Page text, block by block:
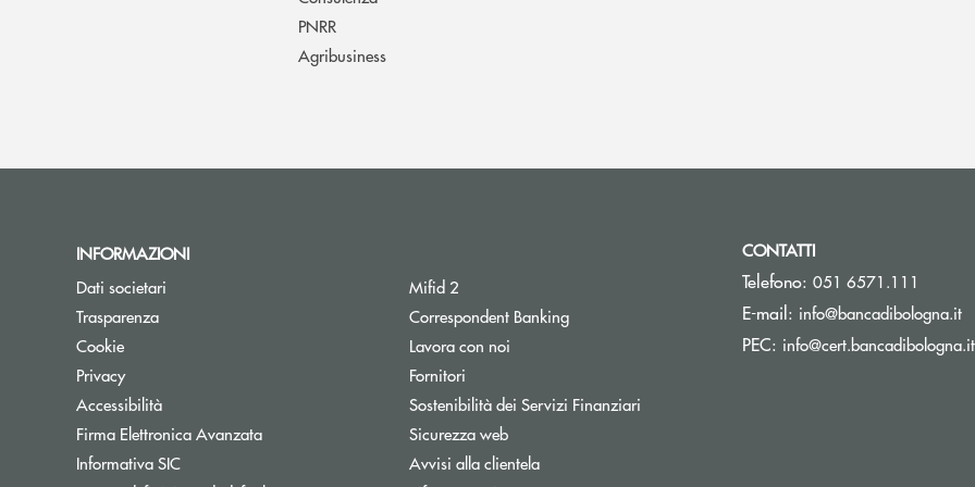
PNRR
Agribusiness
INFORMAZIONI
Dati societari
Trasparenza
Cookie
Privacy
Accessibilità
Firma Elettronica Avanzata
Informativa SIC
Mifid 2
Correspondent Banking
Lavora con noi
Fornitori
Sostenibilità dei Servizi Finanziari
Sicurezza web
Avvisi alla clientela
CONTATTI
Telefono: 051 6571.111
E-mail: info@bancadibologna.it
PEC: info@cert.bancadibologna.it